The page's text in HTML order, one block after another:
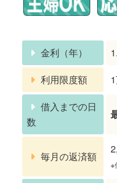
金利（年）
利用限度額
借入までの日
数
毎月の返済額
※